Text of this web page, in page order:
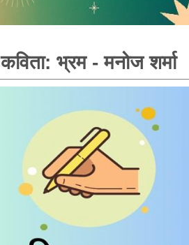
कविता: भ्रम - मनोज शर्मा